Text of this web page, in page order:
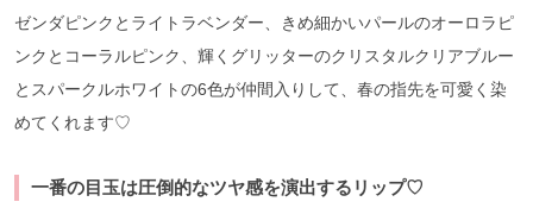
ゼンダピンクとライトラベンダー、きめ細かいパールのオーロラピ
ンクとコーラルピンク、輝くグリッターのクリスタルクリアブルー
とスパークルホワイトの6色が仲間入りして、春の指先を可愛く染
めてくれます♡
一番の目玉は圧倒的なツヤ感を演出するリップ♡